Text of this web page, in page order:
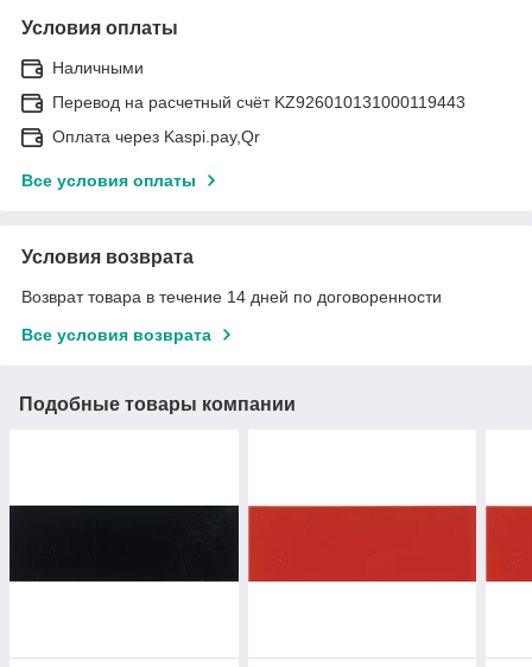
Условия оплаты
Наличными
Перевод на расчетный счёт KZ926010131000119443
Оплата через Kaspi.pay,Qr
Все условия оплаты
Условия возврата
Возврат товара в течение 14 дней по договоренности
Все условия возврата
Подобные товары компании